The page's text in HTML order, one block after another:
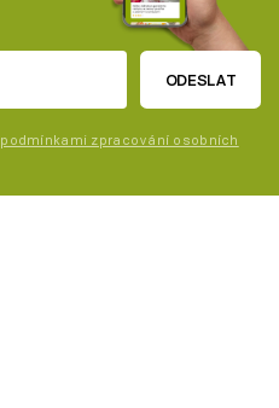
ODESLAT
podmínkami zpracování osobních